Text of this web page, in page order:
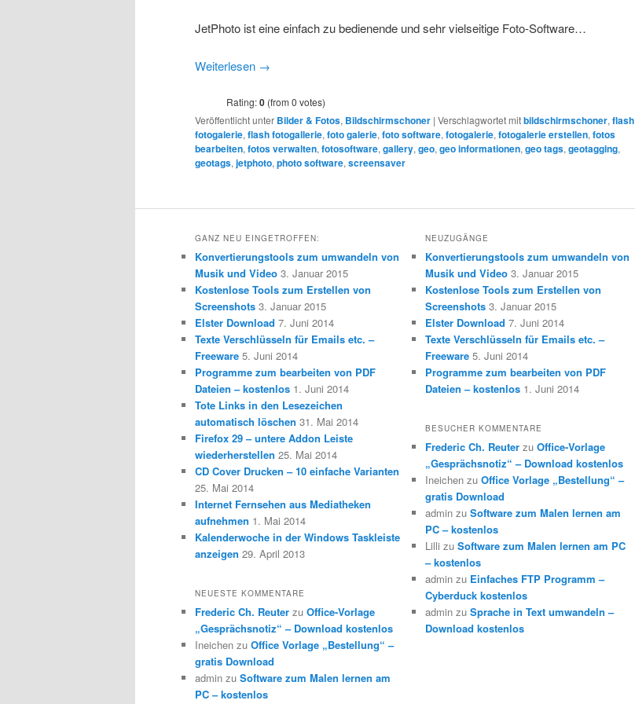
JetPhoto ist eine einfach zu bedienende und sehr vielseitige Foto-Software…
Weiterlesen →
Rating:0 (from 0 votes)
Veröffentlicht unter Bilder & Fotos, Bildschirmschoner | Verschlagwortet mitbildschirmschoner, flash
fotogalerie, flash fotogallerie, foto galerie, foto software, fotogalerie, fotogalerie erstellen, fotos
bearbeiten, fotos verwalten, fotosoftware, gallery, geo, geo informationen, geo tags, geotagging,
geotags, jetphoto, photo software, screensaver
GANZ NEU EINGETROFFEN:
Konvertierungstools zum umwandeln von
Musik und Video 3. Januar 2015
Kostenlose Tools zum Erstellen von
Screenshots 3. Januar 2015
Elster Download 7. Juni 2014
Texte Verschlüsseln für Emails etc. –
Freeware 5. Juni 2014
Programme zum bearbeiten von PDF
Dateien – kostenlos 1. Juni 2014
Tote Links in den Lesezeichen
automatisch löschen 31. Mai 2014
Firefox 29 – untere Addon Leiste
wiederherstellen 25. Mai 2014
CD Cover Drucken – 10 einfache Varianten
25. Mai 2014
Internet Fernsehen aus Mediatheken
aufnehmen 1. Mai 2014
Kalenderwoche in der Windows Taskleiste
anzeigen 29. April 2013
NEUESTE KOMMENTARE
Frederic Ch. Reuter zu Office-Vorlage
„Gesprächsnotiz“ – Download kostenlos
Ineichen zu Office Vorlage „Bestellung“ –
gratis Download
admin zu Software zum Malen lernen am
PC – kostenlos
NEUZUGÄNGE
Konvertierungstools zum umwandeln von
Musik und Video 3. Januar 2015
Kostenlose Tools zum Erstellen von
Screenshots 3. Januar 2015
Elster Download 7. Juni 2014
Texte Verschlüsseln für Emails etc. –
Freeware 5. Juni 2014
Programme zum bearbeiten von PDF
Dateien – kostenlos 1. Juni 2014
BESUCHER KOMMENTARE
Frederic Ch. Reuterzu Office-Vorlage
„Gesprächsnotiz“ – Download kostenlos
Ineichenzu Office Vorlage „Bestellung“ –
gratis Download
adminzu Software zum Malen lernen am
PC – kostenlos
Lilli zu Software zum Malen lernen am PC
– kostenlos
adminzu Einfaches FTP Programm –
Cyberduck kostenlos
adminzu Sprache in Text umwandeln –
Download kostenlos